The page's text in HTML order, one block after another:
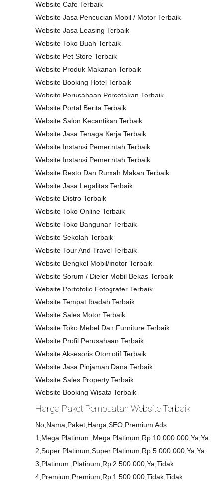
Website Cafe Terbaik
Website Jasa Pencucian Mobil / Motor Terbaik
Website Jasa Leasing Terbaik
Website Toko Buah Terbaik
Website Pet Store Terbaik
Website Produk Makanan Terbaik
Website Booking Hotel Terbaik
Website Perusahaan Percetakan Terbaik
Website Portal Berita Terbaik
Website Salon Kecantikan Terbaik
Website Jasa Tenaga Kerja Terbaik
Website Instansi Pemerintah Terbaik
Website Instansi Pemerintah Terbaik
Website Resto Dan Rumah Makan Terbaik
Website Jasa Legalitas Terbaik
Website Distro Terbaik
Website Toko Online Terbaik
Website Toko Bangunan Terbaik
Website Sekolah Terbaik
Website Tour And Travel Terbaik
Website Bengkel Mobil/motor Terbaik
Website Sorum / Dieler Mobil Bekas Terbaik
Website Portofolio Fotografer Terbaik
Website Tempat Ibadah Terbaik
Website Sales Motor Terbaik
Website Toko Mebel Dan Furniture Terbaik
Website Profil Perusahaan Terbaik
Website Aksesoris Otomotif Terbaik
Website Jasa Pinjaman Dana Terbaik
Website Sales Property Terbaik
Website Booking Wisata Terbaik
Harga Paket Pembuatan Website Terbaik
No,Nama,Paket,Harga,SEO,Premium Ads
1,Mega Platinum ,Mega Platinum,Rp 10.000.000,Ya,Ya
2,Super Platinum,Super Platinum,Rp 5.000.000,Ya,Ya
3,Platinum ,Platinum,Rp 2.500.000,Ya,Tidak
4,Premium,Premium,Rp 1.500.000,Tidak,Tidak